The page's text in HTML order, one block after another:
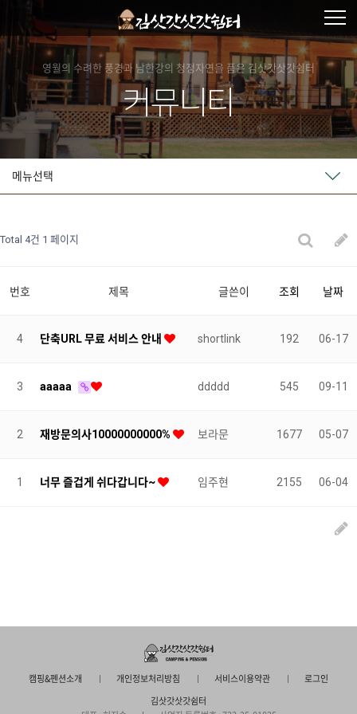
영월의 수려한 풍경과 남한강의 청정자연을 품은 김삿갓삿갓쉼터
커뮤니티
메뉴선택
Total 4건 1 페이지
번호 제목 글쓴이 조회 날짜
4 단축URL 무료 서비스 안내 shortlink 192 06-17
3 aaaaa ddddd 545 09-11
2 재방문의사10000000000% 보라문 1677 05-07
1 너무 즐겁게 쉬다갑니다~ 임주현 2155 06-04
캠핑&펜션소개 개인정보처리방침 서비스이용약관
로그인
김삿갓삿갓쉼터